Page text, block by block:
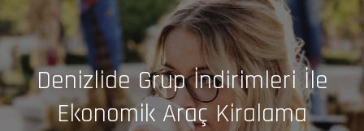
Denizlide Grup İndirimleri İle
Ekonomik Araç Kiralama